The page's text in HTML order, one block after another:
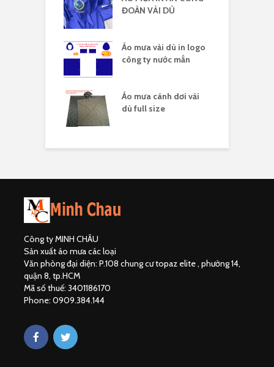
ĐOÀN VẢI DÙ
Áo mưa vải dù in logo
công ty nước mắn
Áo mưa cánh dơi vải
dù full size
Công ty MINH CHÂU
Sản xuất áo mưa các loại
Văn phòng đại diện: P.108 chung cư topaz elite , phường 14,
quận 8, tp.HCM
Mã số thuế: 3401186170
Phone: 0909.384.144